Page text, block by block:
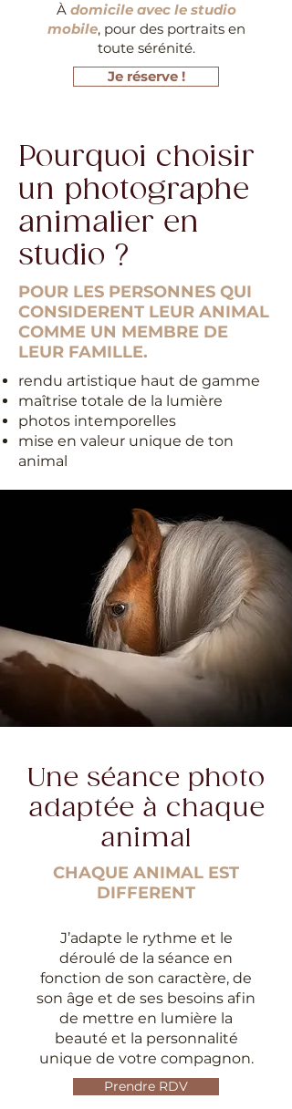
À domicile avec le studio
mobile, pour des portraits en
toute sérénité.
Je réserve !
Pourquoi choisir
un photographe
animalier en
studio ?
POUR LES PERSONNES QUI
CONSIDERENT LEUR ANIMAL
COMME UN MEMBRE DE
LEUR FAMILLE.
rendu artistique haut de gamme
maîtrise totale de la lumière
photos intemporelles
mise en valeur unique de ton
animal
Une séance photo
adaptée à chaque
animal
CHAQUE ANIMAL EST
DIFFERENT
J’adapte le rythme et le
déroulé de la séance en
fonction de son caractère, de
son âge et de ses besoins afin
de mettre en lumière la
beauté et la personnalité
unique de votre compagnon.
Prendre RDV